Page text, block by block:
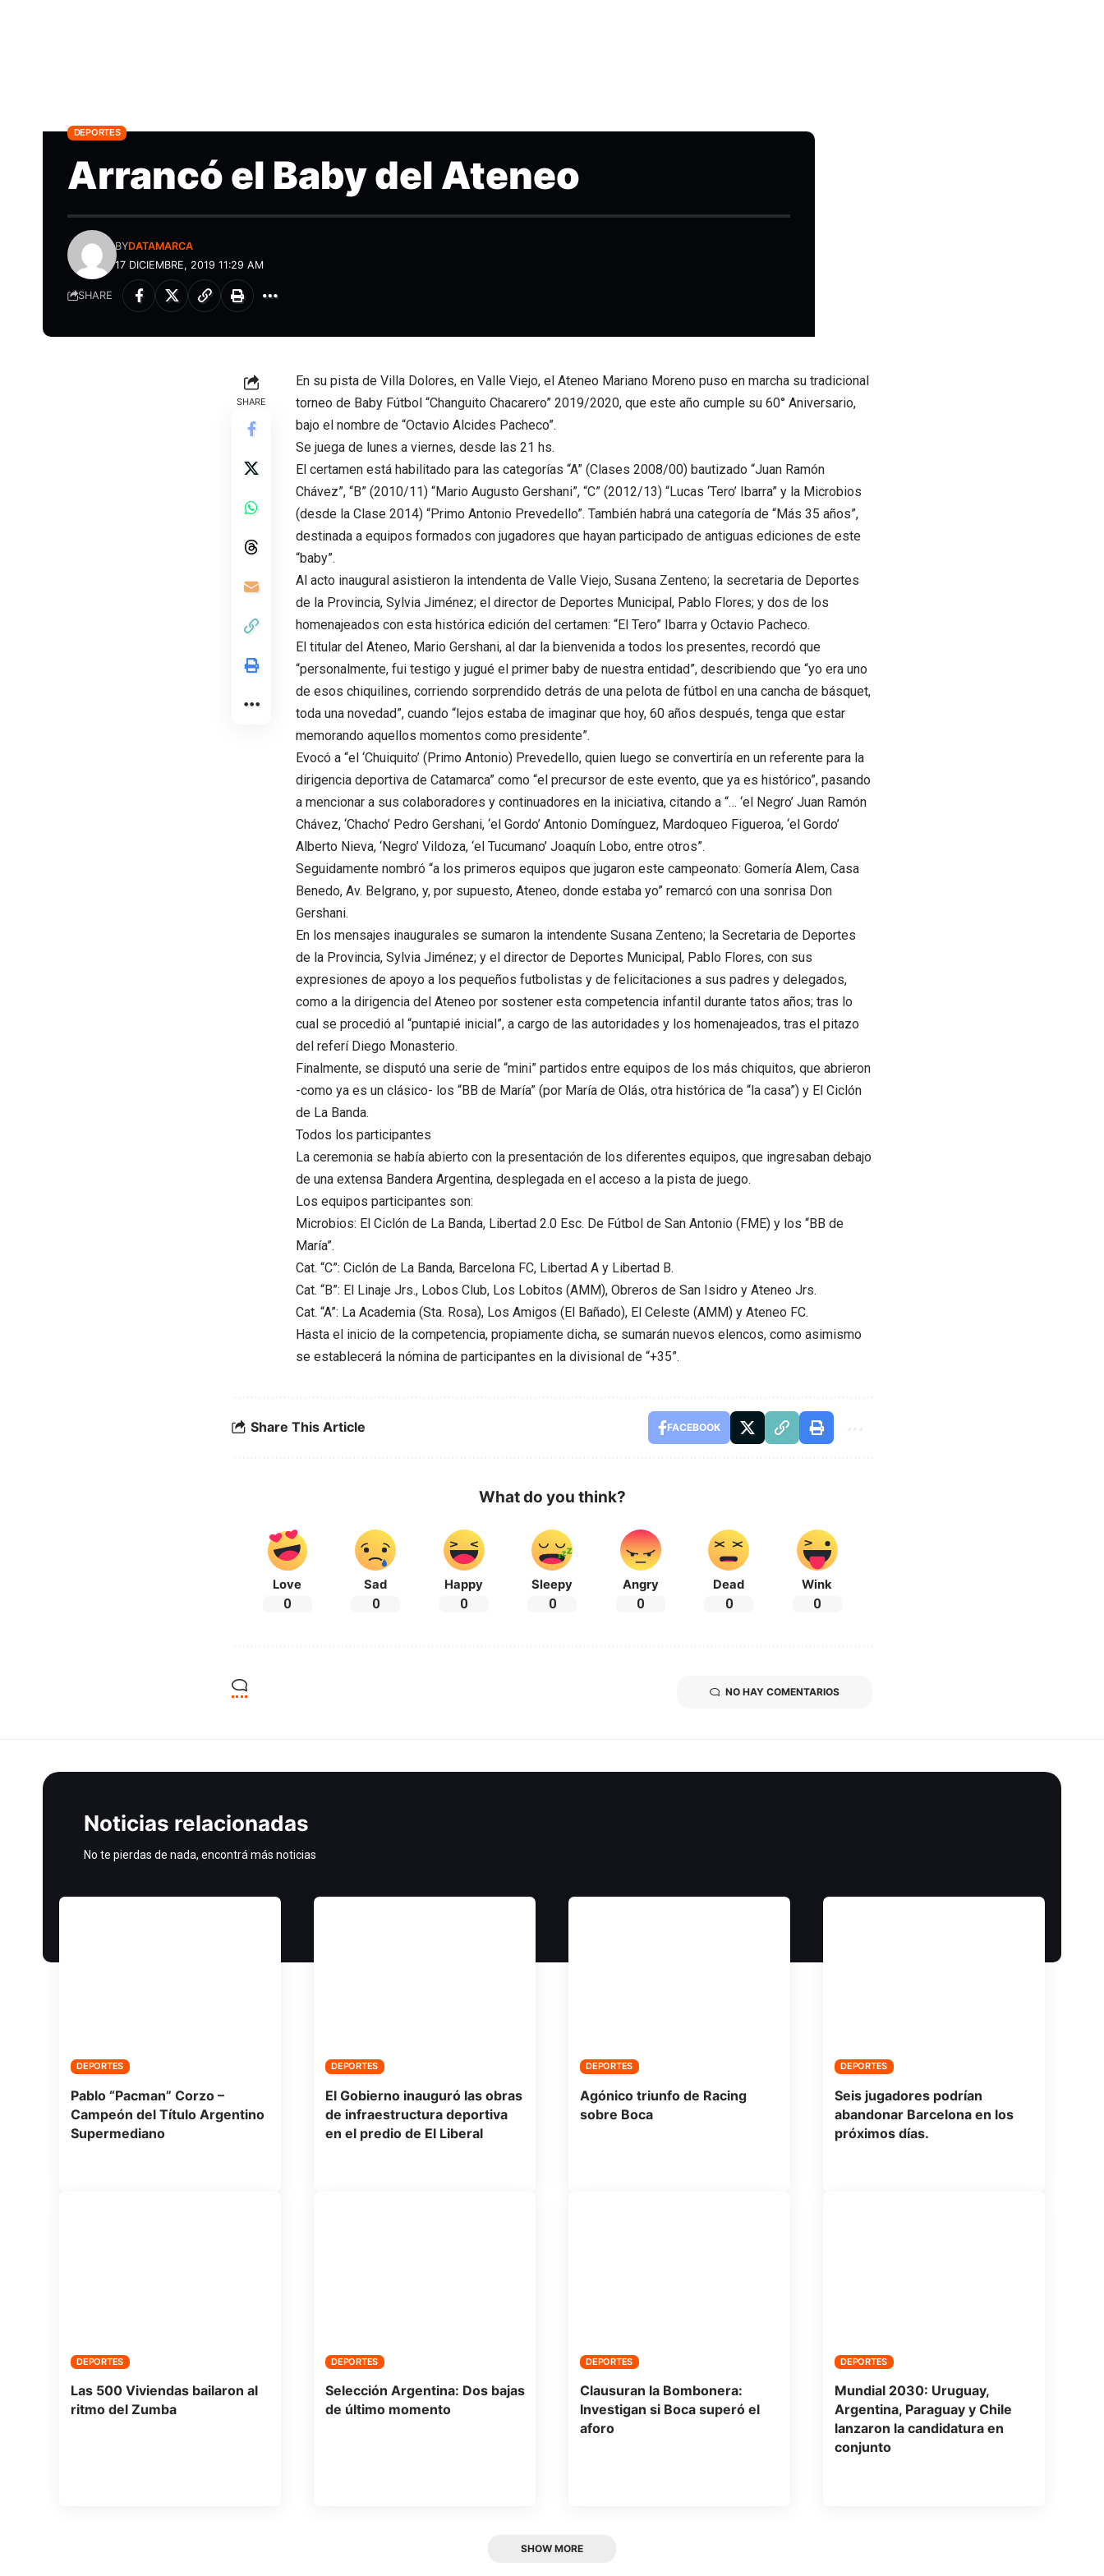
DEPORTES
Arrancó el Baby del Ateneo
17 DICIEMBRE, 2019 11:29 AM
BYDATAMARCA
SHARE
SHARE
En su pista de Villa Dolores, en Valle Viejo, el Ateneo Mariano Moreno puso en marcha su tradicional
torneo de Baby Fútbol “Changuito Chacarero” 2019/2020, que este año cumple su 60° Aniversario,
bajo el nombre de “Octavio Alcides Pacheco”.
Se juega de lunes a viernes, desde las 21 hs.
El certamen está habilitado para las categorías “A” (Clases 2008/00) bautizado “Juan Ramón
Chávez”, “B” (2010/11) “Mario Augusto Gershani”, “C” (2012/13) “Lucas ‘Tero’ Ibarra” y la Microbios
(desde la Clase 2014) “Primo Antonio Prevedello”. También habrá una categoría de “Más 35 años”,
destinada a equipos formados con jugadores que hayan participado de antiguas ediciones de este
“baby”.
Al acto inaugural asistieron la intendenta de Valle Viejo, Susana Zenteno; la secretaria de Deportes
de la Provincia, Sylvia Jiménez; el director de Deportes Municipal, Pablo Flores; y dos de los
homenajeados con esta histórica edición del certamen: “El Tero” Ibarra y Octavio Pacheco.
El titular del Ateneo, Mario Gershani, al dar la bienvenida a todos los presentes, recordó que
“personalmente, fui testigo y jugué el primer baby de nuestra entidad”, describiendo que “yo era uno
de esos chiquilines, corriendo sorprendido detrás de una pelota de fútbol en una cancha de básquet,
toda una novedad”, cuando “lejos estaba de imaginar que hoy, 60 años después, tenga que estar
memorando aquellos momentos como presidente”.
Evocó a “el ‘Chuiquito’ (Primo Antonio) Prevedello, quien luego se convertiría en un referente para la
dirigencia deportiva de Catamarca” como “el precursor de este evento, que ya es histórico”, pasando
a mencionar a sus colaboradores y continuadores en la iniciativa, citando a “… ‘el Negro’ Juan Ramón
Chávez, ‘Chacho’ Pedro Gershani, ‘el Gordo’ Antonio Domínguez, Mardoqueo Figueroa, ‘el Gordo’
Alberto Nieva, ‘Negro’ Vildoza, ‘el Tucumano’ Joaquín Lobo, entre otros”.
Seguidamente nombró “a los primeros equipos que jugaron este campeonato: Gomería Alem, Casa
Benedo, Av. Belgrano, y, por supuesto, Ateneo, donde estaba yo” remarcó con una sonrisa Don
Gershani.
En los mensajes inaugurales se sumaron la intendente Susana Zenteno; la Secretaria de Deportes
de la Provincia, Sylvia Jiménez; y el director de Deportes Municipal, Pablo Flores, con sus
expresiones de apoyo a los pequeños futbolistas y de felicitaciones a sus padres y delegados,
como a la dirigencia del Ateneo por sostener esta competencia infantil durante tatos años; tras lo
cual se procedió al “puntapié inicial”, a cargo de las autoridades y los homenajeados, tras el pitazo
del referí Diego Monasterio.
Finalmente, se disputó una serie de “mini” partidos entre equipos de los más chiquitos, que abrieron
-como ya es un clásico- los “BB de María” (por María de Olás, otra histórica de “la casa”) y El Ciclón
de La Banda.
Todos los participantes
La ceremonia se había abierto con la presentación de los diferentes equipos, que ingresaban debajo
de una extensa Bandera Argentina, desplegada en el acceso a la pista de juego.
Los equipos participantes son:
Microbios: El Ciclón de La Banda, Libertad 2.0 Esc. De Fútbol de San Antonio (FME) y los “BB de
María”.
Cat. “C”: Ciclón de La Banda, Barcelona FC, Libertad A y Libertad B.
Cat. “B”: El Linaje Jrs., Lobos Club, Los Lobitos (AMM), Obreros de San Isidro y Ateneo Jrs.
Cat. “A”: La Academia (Sta. Rosa), Los Amigos (El Bañado), El Celeste (AMM) y Ateneo FC.
Hasta el inicio de la competencia, propiamente dicha, se sumarán nuevos elencos, como asimismo
se establecerá la nómina de participantes en la divisional de “+35”.
Share This Article FACEBOOK
What do you think?
Love
0
Sad
0
Happy
0
Sleepy
0
Angry
0
Dead
0
Wink
0
NO HAY COMENTARIOS
Noticias relacionadas
No te pierdas de nada, encontrá más noticias
DEPORTES
Pablo “Pacman” Corzo –
Campeón del Título Argentino
Supermediano
DEPORTES
El Gobierno inauguró las obras
de infraestructura deportiva
en el predio de El Liberal
DEPORTES
Agónico triunfo de Racing
sobre Boca
DEPORTES
Seis jugadores podrían
abandonar Barcelona en los
próximos días.
DEPORTES
Las 500 Viviendas bailaron al
ritmo del Zumba
DEPORTES
Selección Argentina: Dos bajas
de último momento
DEPORTES
Clausuran la Bombonera:
Investigan si Boca superó el
aforo
DEPORTES
Mundial 2030: Uruguay,
Argentina, Paraguay y Chile
lanzaron la candidatura en
conjunto
SHOW MORE